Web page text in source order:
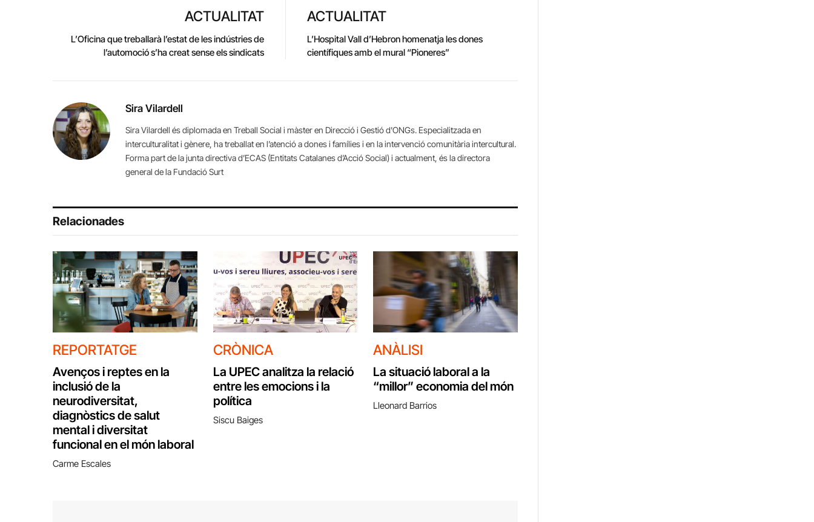
ACTUALITAT
L’Oficina que treballarà l’estat de les indústries de
l’automoció s’ha creat sense els sindicats
ACTUALITAT
L’Hospital Vall d’Hebron homenatja les dones
científiques amb el mural “Pioneres”
Sira Vilardell
Sira Vilardell és diplomada en Treball Social i màster en Direcció i Gestió d'ONGs. Especialitzada en
interculturalitat i gènere, ha treballat en l’atenció a dones i famílies i en la intervenció comunitària intercultural.
Forma part de la junta directiva d’ECAS (Entitats Catalanes d’Acció Social) i actualment, és la directora
general de la Fundació Surt
Relacionades
REPORTATGE
Avenços i reptes en la
inclusió de la
neurodiversitat,
diagnòstics de salut
mental i diversitat
funcional en el món laboral
Carme Escales
CRÒNICA
La UPEC analitza la relació
entre les emocions i la
política
Siscu Baiges
ANÀLISI
La situació laboral a la
“millor” economia del món
Lleonard Barrios